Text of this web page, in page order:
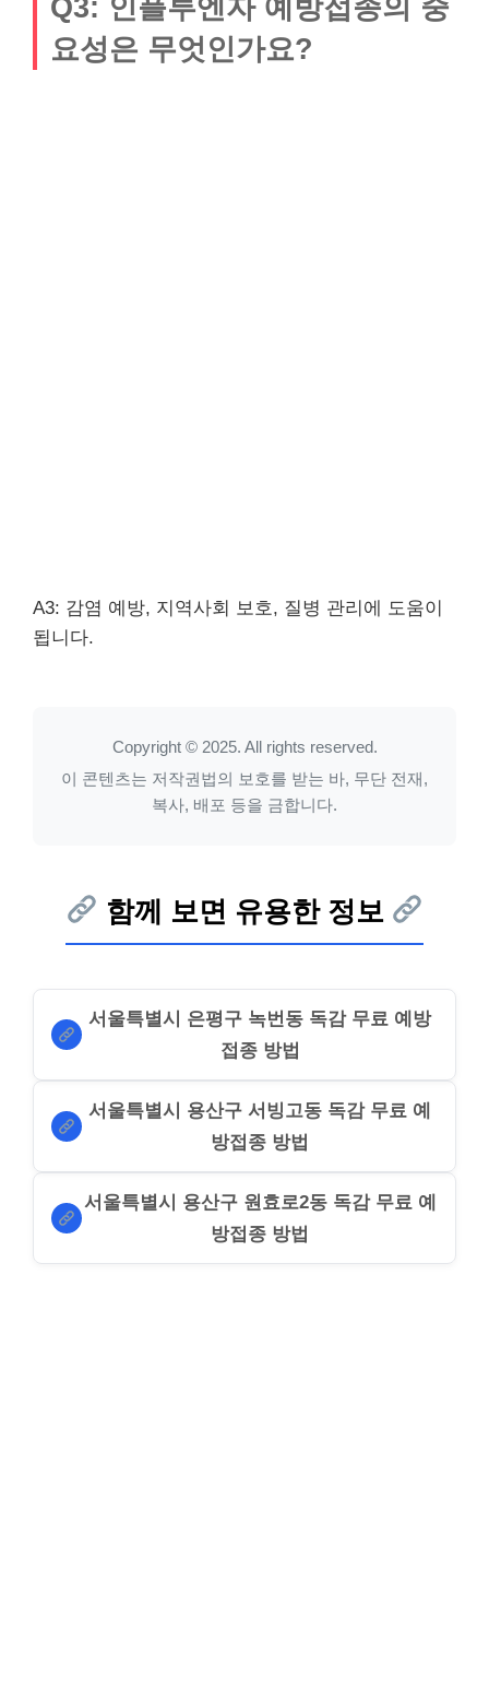
Q3: 인플루엔자 예방접종의 중
요성은 무엇인가요?
A3: 감염 예방, 지역사회 보호, 질병 관리에 도움이
됩니다.
Copyright © 2025. All rights reserved.
이 콘텐츠는 저작권법의 보호를 받는 바, 무단 전재,
복사, 배포 등을 금합니다.
함께 보면 유용한 정보
서울특별시 은평구 녹번동 독감 무료 예방
접종 방법
서울특별시 용산구 서빙고동 독감 무료 예
방접종 방법
서울특별시 용산구 원효로2동 독감 무료 예
방접종 방법